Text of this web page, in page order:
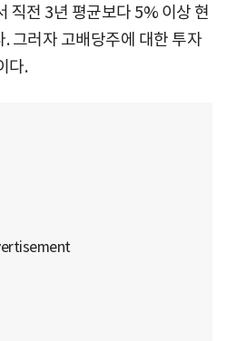
직전 3년 평균보다 5% 이상 현
그러자 고배당주에 대한 투자
다.